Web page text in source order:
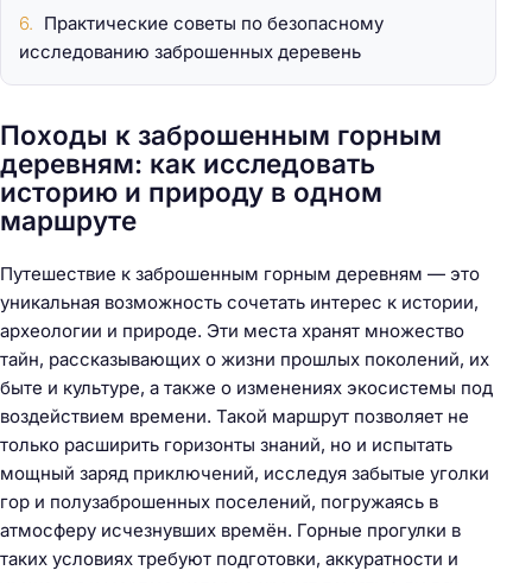
Походы к заброшенным горным
деревням: как исследовать
историю и природу в одном
маршруте
Путешествие к заброшенным горным деревням — это
уникальная возможность сочетать интерес к истории,
археологии и природе. Эти места хранят множество
тайн, рассказывающих о жизни прошлых поколений, их
быте и культуре, а также о изменениях экосистемы под
воздействием времени. Такой маршрут позволяет не
только расширить горизонты знаний, но и испытать
мощный заряд приключений, исследуя забытые уголки
гор и полузаброшенных поселений, погружаясь в
атмосферу исчезнувших времён. Горные прогулки в
таких условиях требуют подготовки, аккуратности и
Практические советы по безопасному
исследованию заброшенных деревень